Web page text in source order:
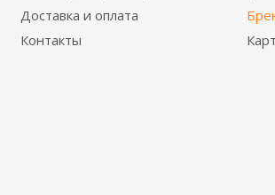
Доставка и оплата
Контакты